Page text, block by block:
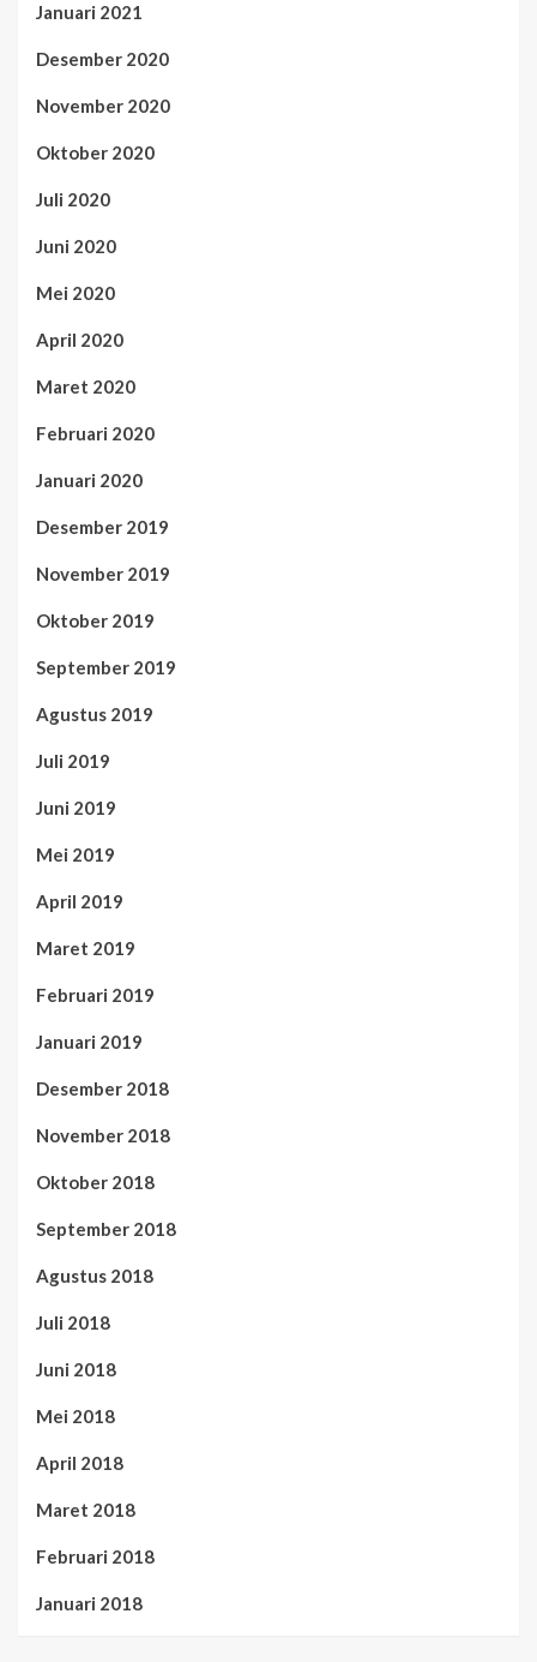
Januari 2021
Desember 2020
November 2020
Oktober 2020
Juli 2020
Juni 2020
Mei 2020
April 2020
Maret 2020
Februari 2020
Januari 2020
Desember 2019
November 2019
Oktober 2019
September 2019
Agustus 2019
Juli 2019
Juni 2019
Mei 2019
April 2019
Maret 2019
Februari 2019
Januari 2019
Desember 2018
November 2018
Oktober 2018
September 2018
Agustus 2018
Juli 2018
Juni 2018
Mei 2018
April 2018
Maret 2018
Februari 2018
Januari 2018